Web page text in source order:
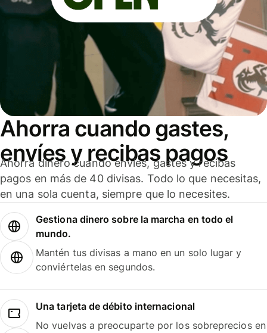
Ahorra cuando gastes,
envíes y recibas pagos
Ahorra dinero cuando envíes, gastes y recibas
pagos en más de 40 divisas. Todo lo que necesitas,
en una sola cuenta, siempre que lo necesites.
Gestiona dinero sobre la marcha en todo el
mundo.
Mantén tus divisas a mano en un solo lugar y
conviértelas en segundos.
Una tarjeta de débito internacional
No vuelvas a preocuparte por los sobreprecios en